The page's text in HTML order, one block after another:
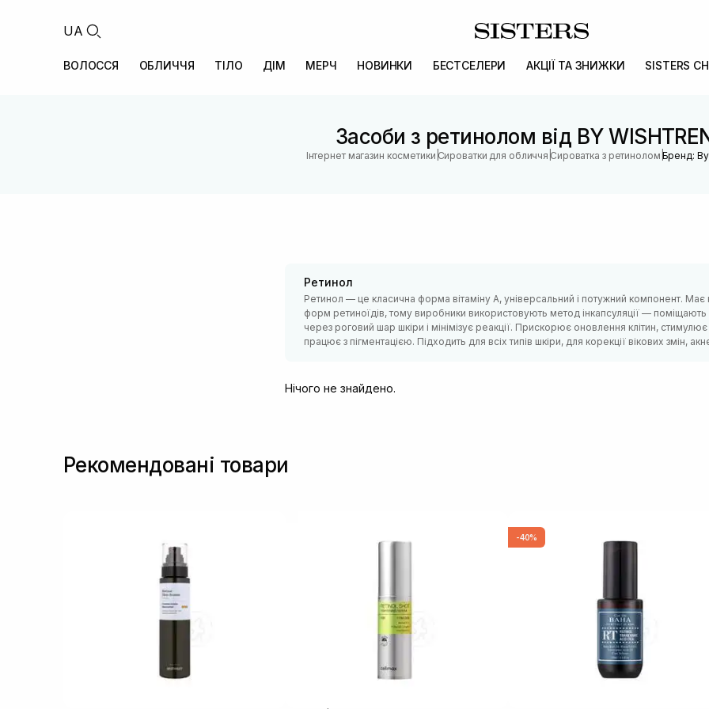
UA
ВОЛОССЯ ОБЛИЧЧЯ ТІЛО ДІМ МЕРЧ НОВИНКИ БЕСТСЕЛЕРИ АКЦІЇ ТА ЗНИЖКИ SISTERS
Засоби з ретинолом від BY
Інтернет магазин косметики |Сироватки для обличчя |Сироватка з ретинолом |Бренд:
Ретинол
Ретинол — це класична форма вітаміну А, універсальний і потужний компонент. Має
форм ретиноїдів, тому виробники використовують метод інкапсуляції —
через роговий шар шкіри і мінімізує реакції. Прискорює оновлення клітин,
працює з пігментацією. Підходить для всіх типів шкіри, для корекції вікових змін,
Нічого не знайдено.
Рекомендовані товари
-40%